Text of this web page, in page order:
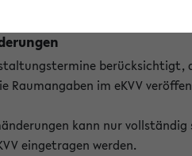
Raumangaben im eKVV
kann nur
eingetragen werden.